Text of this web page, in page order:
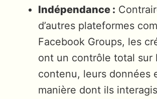
Indépendance :
d’autres plateformes
Facebook Groups, les
ont un contrôle total sur
contenu, leurs données
manière dont ils